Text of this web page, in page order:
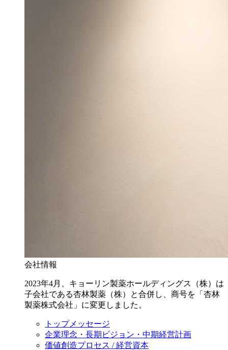
会社情報
2023年4月、キョーリン製薬ホールディングス（株）は
子会社である杏林製薬（株）と合併し、商号を「杏林
製薬株式会社」に変更しました。
トップメッセージ
企業理念・長期ビジョン・中期経営計画
価値創造プロセス / 経営資本